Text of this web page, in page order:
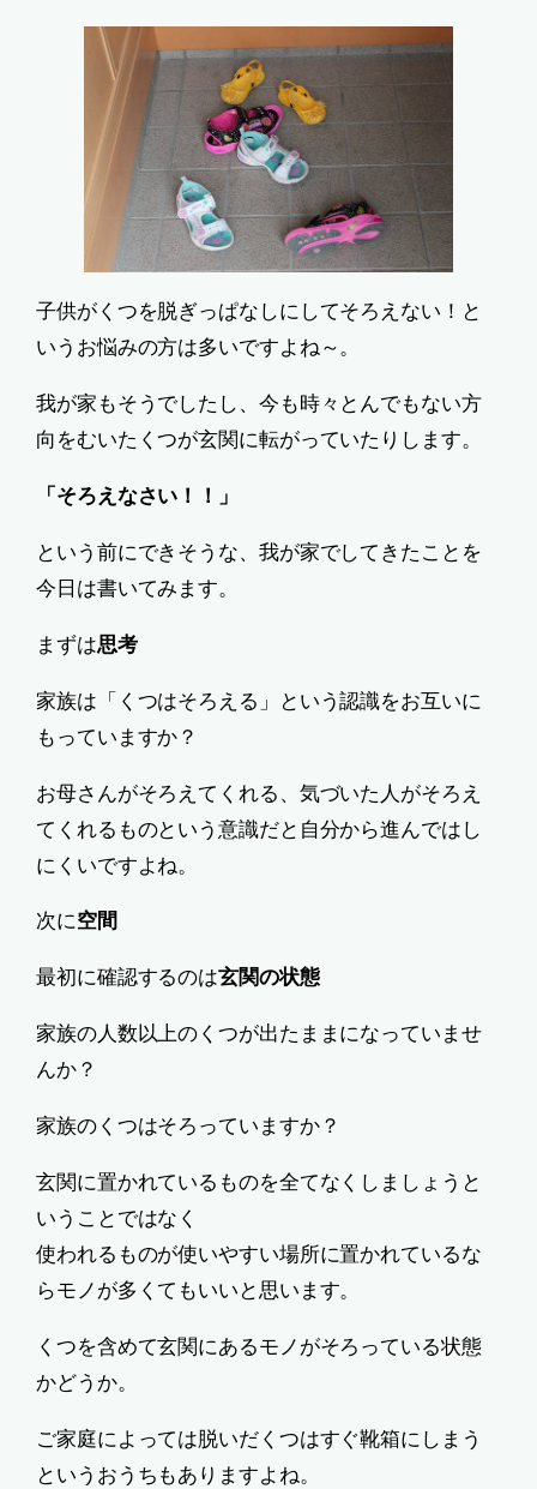
子供がくつを脱ぎっぱなしにしてそろえない！と
いうお悩みの方は多いですよね～。
我が家もそうでしたし、今も時々とんでもない方
向をむいたくつが玄関に転がっていたりします。
「そろえなさい！！」
という前にできそうな、我が家でしてきたことを
今日は書いてみます。
まずは思考
家族は「くつはそろえる」という認識をお互いに
もっていますか？
お母さんがそろえてくれる、気づいた人がそろえ
てくれるものという意識だと自分から進んではし
にくいですよね。
次に空間
最初に確認するのは玄関の状態
家族の人数以上のくつが出たままになっていませ
んか？
家族のくつはそろっていますか？
玄関に置かれているものを全てなくしましょうと
いうことではなく
使われるものが使いやすい場所に置かれているな
らモノが多くてもいいと思います。
くつを含めて玄関にあるモノがそろっている状態
かどうか。
ご家庭によっては脱いだくつはすぐ靴箱にしまう
というおうちもありますよね。